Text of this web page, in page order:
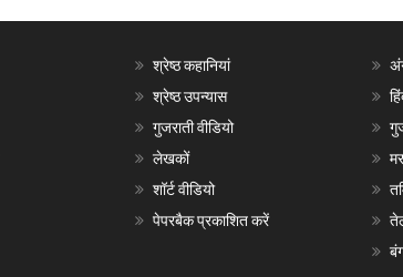
श्रेष्ठ कहानियां
श्रेष्ठ उपन्यास
गुजराती वीडियो
लेखकों
शॉर्ट वीडियो
पेपरबैक प्रकाशित करें